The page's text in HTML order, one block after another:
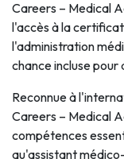
Careers – Medical
l'accès à la
l'administration
chance incluse
Reconnue à
Careers – Medical
compétences
qu'assistant